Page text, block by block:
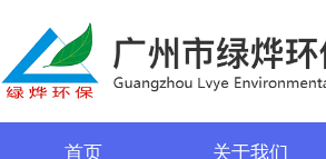
首页 关于我们